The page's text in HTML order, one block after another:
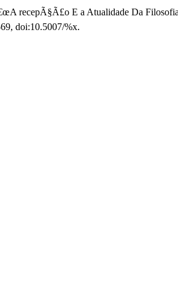
recepÃ§Ã£o E a Atualidade Da
doi:10.5007/%x.